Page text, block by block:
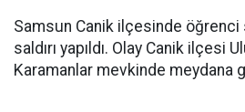
Samsun Canik ilçesinde öğrenci
saldırı yapıldı. Olay Canik ilçesi
Karamanlar mevkinde meydana